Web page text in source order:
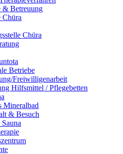
& Betreuung
Chüra
Chüra
Betriebe
Freiwilligenarbeit
Hilfsmittel / Pflegebetten
Mineralbad
& Besuch